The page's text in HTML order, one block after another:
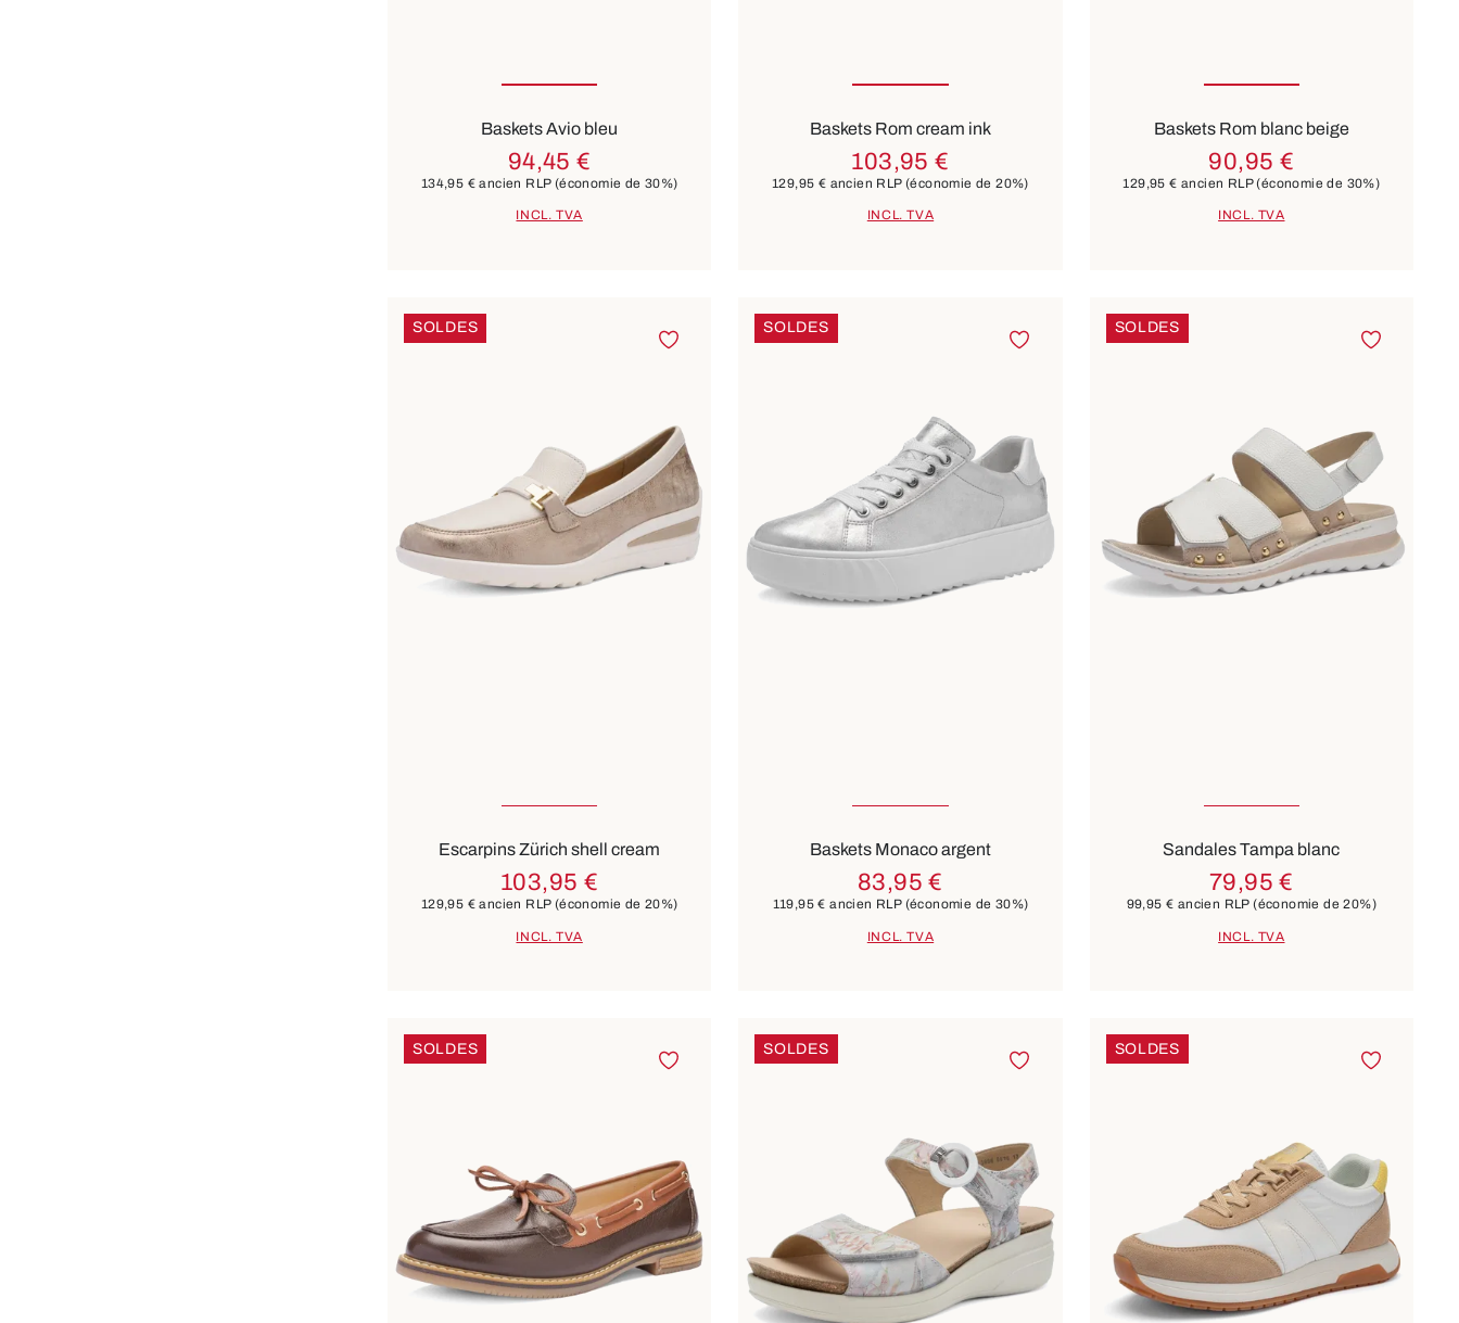
6 Couleurs
Baskets Avio bleu
94,45 €
134,95 €ancien RLP (économie de 30%)
INCL. TVA
beigeblanc
Baskets Rom cream ink
103,95 €
129,95 € ancien RLP(économie de 20%)
INCL. TVA
beige
Baskets Rom blanc beige
90,95 €
129,95 € ancien RLP(économie de 30%)
INCL. TVA
SOLDES
bleu
Escarpins Zürich shell cream
103,95 €
129,95 €ancien RLP (économie de 20%)
INCL. TVA
SOLDES
15 Couleurs
Baskets Monaco argent
83,95 €
119,95 € ancien RLP (économie de 30%)
INCL. TVA
SOLDES
beigemarron
Sandales Tampa blanc
79,95 €
99,95 € ancien RLP(économie de 20%)
INCL. TVA
SOLDES SOLDES SOLDES